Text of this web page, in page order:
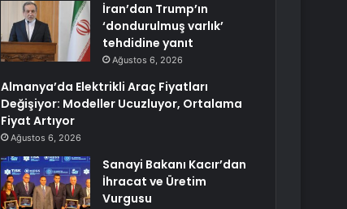
İran’dan Trump’ın
‘dondurulmuş varlık’
tehdidine yanıt
Ağustos 6, 2026
Almanya’da Elektrikli Araç Fiyatları
Değişiyor: Modeller Ucuzluyor, Ortalama
Fiyat Artıyor
Ağustos 6, 2026
Sanayi Bakanı Kacır’dan
İhracat ve Üretim
Vurgusu